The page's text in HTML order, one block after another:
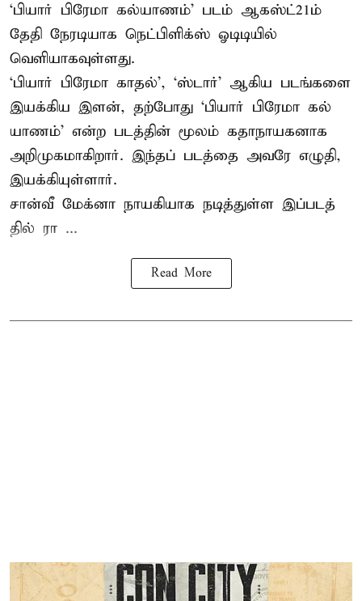
‘பி​யார் பிரேமா கல்​யாணம்’ படம் ஆகஸ்ட்21ம்
தேதி நேரடியாக நெட்பிளிக்ஸ் ஓடிடியில்
வெளியாகவுள்ளது.
‘பி​யார் பிரேமா காதல்’, ‘ஸ்​டார்’ ஆகிய படங்​களை
இயக்​கிய இளன், தற்​போது ‘பி​யார் பிரேமா கல்​
யாணம்’ என்ற படத்​தின் மூலம் கதாநாயகனாக
அறி​முக​மாகிறார். இந்​தப் படத்தை அவரே எழுதி,
இயக்​கி​யுள்​ளார்.
சான்வீ மேக்னா நாயகி​யாக நடித்​துள்ள இப்​படத்​
தில் ரா ...
Read More